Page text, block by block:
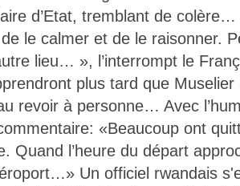
d’Etat, tremblant de colère…
le calmer et de le raisonner.
lieu… », l’interrompt le
plus tard que Muselier
revoir à personne… Avec
«Beaucoup ont
Quand l’heure du départ
Un officiel rwandais